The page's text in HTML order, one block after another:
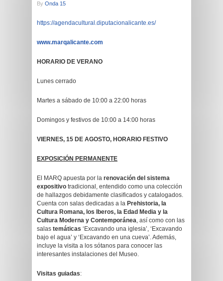
By Onda 15
https://agendacultural.diputacionalicante.es/
www.marqalicante.com
HORARIO DE VERANO
Lunes cerrado
Martes a sábado de 10:00 a 22:00 horas
Domingos y festivos de 10:00 a 14:00 horas
VIERNES, 15 DE AGOSTO, HORARIO FESTIVO
EXPOSICIÓN PERMANENTE
El MARQ apuesta por la renovación del sistema
expositivo tradicional, entendido como una colección
de hallazgos debidamente clasificados y catalogados.
Cuenta con salas dedicadas a la Prehistoria, la
Cultura Romana, los Iberos, la Edad Media y la
Cultura Moderna y Contemporánea, así como con las
salas temáticas ‘Excavando una iglesia’, ‘Excavando
bajo el agua’ y ‘Excavando en una cueva’. Además,
incluye la visita a los sótanos para conocer las
interesantes instalaciones del Museo.
Visitas guiadas: